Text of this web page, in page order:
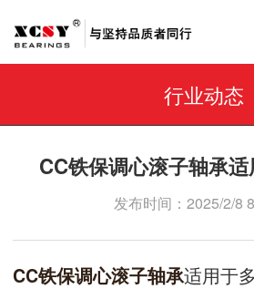
行业动态
CC铁保调心滚子轴承
发布时间：2025/2/8
CC铁保调心滚子轴承适用于